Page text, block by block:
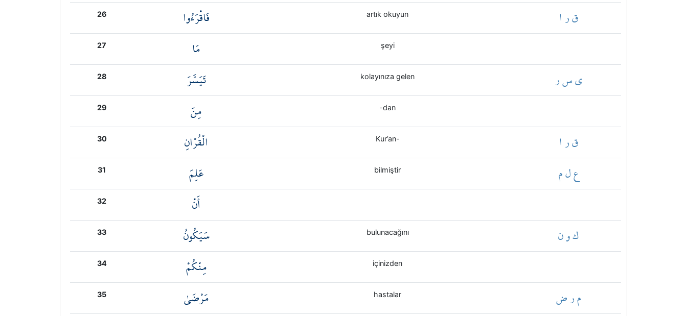
26 فَاقْرَءُوا artık okuyun ق ر ا
27 مَا şeyi
28 تَيَسَّرَ kolayınıza gelen ي س ر
29 مِنَ -dan
30 الْقُرْانِ Kur’an- ق ر ا
31 عَلِمَ bilmiştir ع ل م
32 أَنْ
33 سَيَكُونُ bulunacağını ك و ن
34 مِنْكُمْ içinizden
35 مَرْضَىٰ hastalar م ر ض